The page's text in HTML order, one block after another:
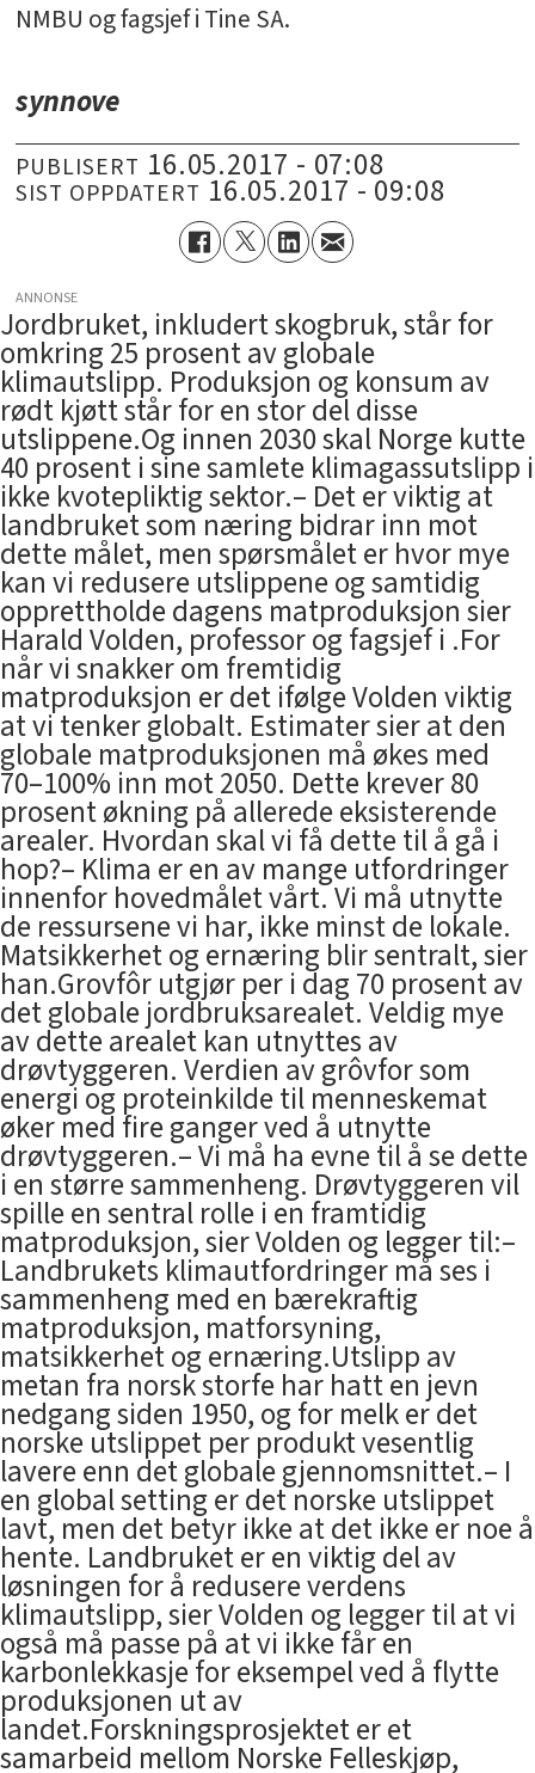
NMBU og fagsjef i Tine SA.
synnove
PUBLISERT 16.05.2017 - 07:08
SIST OPPDATERT 16.05.2017 - 09:08
ANNONSE
Jordbruket, inkludert skogbruk, står for
omkring 25 prosent av globale
klimautslipp. Produksjon og konsum av
rødt kjøtt står for en stor del disse
utslippene.Og innen 2030 skal Norge kutte
40 prosent i sine samlete klimagassutslipp i
ikke kvotepliktig sektor.– Det er viktig at
landbruket som næring bidrar inn mot
dette målet, men spørsmålet er hvor mye
kan vi redusere utslippene og samtidig
opprettholde dagens matproduksjon sier
Harald Volden, professor og fagsjef i .For
når vi snakker om fremtidig
matproduksjon er det ifølge Volden viktig
at vi tenker globalt. Estimater sier at den
globale matproduksjonen må økes med
70–100% inn mot 2050. Dette krever 80
prosent økning på allerede eksisterende
arealer. Hvordan skal vi få dette til å gå i
hop?– Klima er en av mange utfordringer
innenfor hovedmålet vårt. Vi må utnytte
de ressursene vi har, ikke minst de lokale.
Matsikkerhet og ernæring blir sentralt, sier
han.Grovfôr utgjør per i dag 70 prosent av
det globale jordbruksarealet. Veldig mye
av dette arealet kan utnyttes av
drøvtyggeren. Verdien av grôvfor som
energi og proteinkilde til menneskemat
øker med fire ganger ved å utnytte
drøvtyggeren.– Vi må ha evne til å se dette
i en større sammenheng. Drøvtyggeren vil
spille en sentral rolle i en framtidig
matproduksjon, sier Volden og legger til:–
Landbrukets klimautfordringer må ses i
sammenheng med en bærekraftig
matproduksjon, matforsyning,
matsikkerhet og ernæring.Utslipp av
metan fra norsk storfe har hatt en jevn
nedgang siden 1950, og for melk er det
norske utslippet per produkt vesentlig
lavere enn det globale gjennomsnittet.– I
en global setting er det norske utslippet
lavt, men det betyr ikke at det ikke er noe å
hente. Landbruket er en viktig del av
løsningen for å redusere verdens
klimautslipp, sier Volden og legger til at vi
også må passe på at vi ikke får en
karbonlekkasje for eksempel ved å flytte
produksjonen ut av
landet.Forskningsprosjektet er et
samarbeid mellom Norske Felleskjøp,